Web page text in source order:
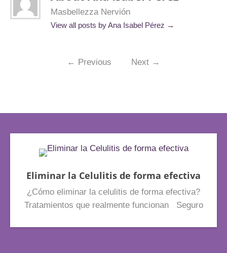
Masbellezza Nervión
View all posts by Ana Isabel Pérez →
← Previous Next →
Eliminar la Celulitis de forma efectiva
¿Cómo eliminar la celulitis de forma efectiva?
Tratamientos que realmente funcionan Seguro